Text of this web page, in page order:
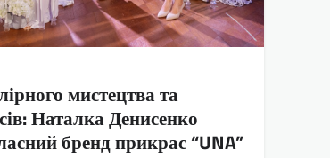
мистецтва та
Наталка Денисенко
бренд прикрас “UNA”